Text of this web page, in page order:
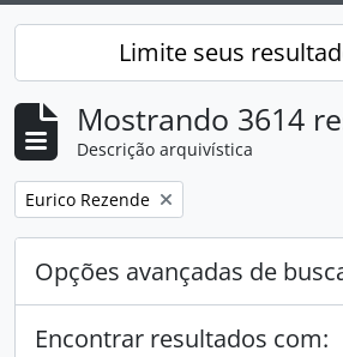
Limite seus
Mostrando 3614
Descrição arquivística
Remover filtro:
Eurico Rezende
Opções avançadas de
Encontrar resultados com: